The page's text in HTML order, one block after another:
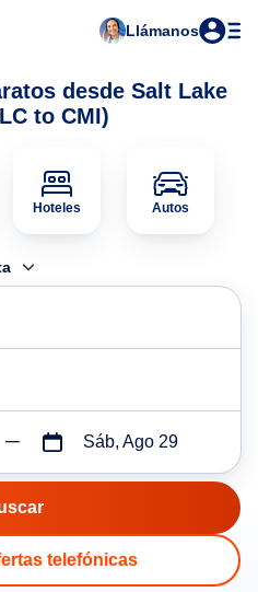
Llámanos
desde Salt Lake
to CMI)
Hoteles Autos
Sáb, Ago 29
telefónicas